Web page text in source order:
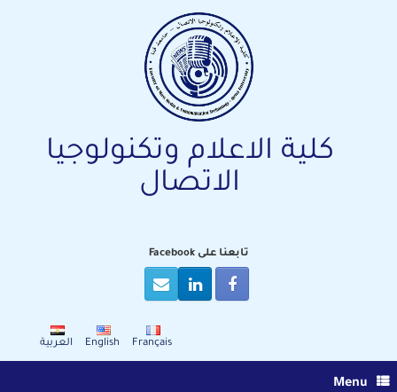
كلية الاعلام وتكنولوجيا
الاتصال
تابعنا على Facebook
العربية English Français
Menu